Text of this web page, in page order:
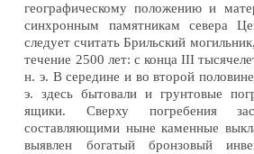
географическому положению и
синхронным памятникам севера
следует считать Брильский
течение 2500 лет: с конца III
н. э. В середине и во второй
э. здесь бытовали и грунтовые
ящики. Сверху погребения
составляющими ныне каменные
выявлен богатый бронзовый